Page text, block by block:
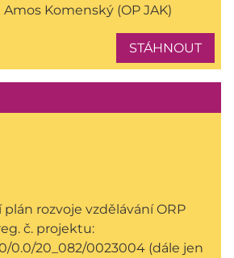
Komenský (OP JAK)
STÁHNOUT
plán rozvoje vzdělávání ORP
č. projektu:
0.0/20_082/0023004 (dále jen